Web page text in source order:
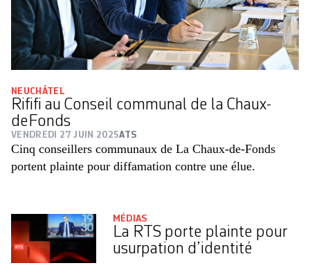
NEUCHÂTEL
Rififi au Conseil communal de la Chaux-
deFonds
VENDREDI 27 JUIN 2025ATS
Cinq conseillers communaux de La Chaux-de-Fonds
portent plainte pour diffamation contre une élue.
MÉDIAS
La RTS porte plainte pour
usurpation d’identité